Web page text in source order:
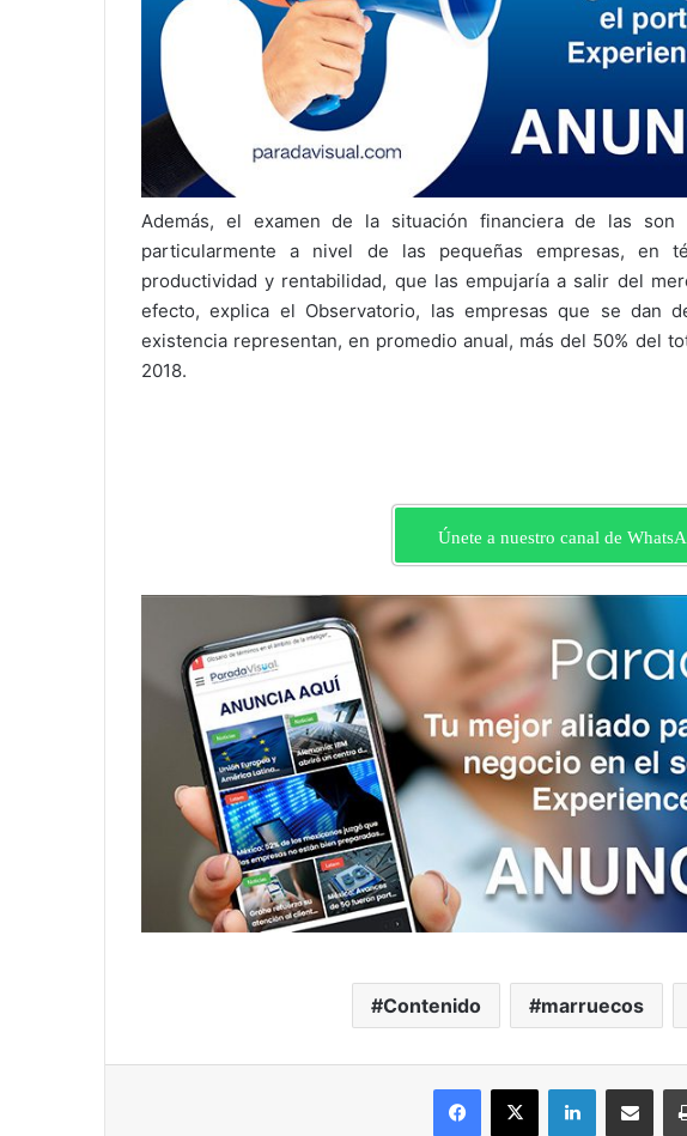
Además, el examen de la situación financiera de las son
particularmente a nivel de las pequeñas empresas, en
productividad y rentabilidad, que las empujaría a salir del
efecto, explica el Observatorio, las empresas que se dan
existencia representan, en promedio anual, más del 50% del
2018.
Únete a nuestro canal de
Contenido marruecos
Facebook
X LinkedInCompartir